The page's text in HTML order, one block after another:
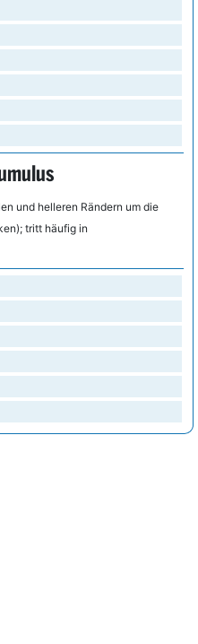
und helleren Rändern um die
tritt häufig in